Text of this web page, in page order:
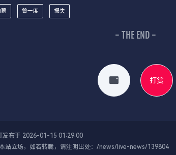
幕 曾一度 损失
- THE END -
打赏
发布于 2026-01-15 01:29:00
站立场，如若转载，请注明出处：/news/live-news/139804